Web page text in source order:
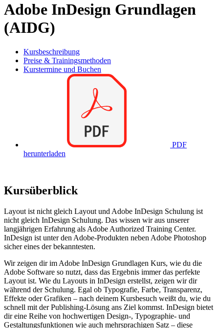
Adobe InDesign Grundlagen
(AIDG)
Kursbeschreibung
Preise & Trainingsmethoden
Kurstermine und Buchen
PDF
herunterladen
Kursüberblick
Layout ist nicht gleich Layout und Adobe InDesign Schulung ist
nicht gleich InDesign Schulung. Das wissen wir aus unserer
langjährigen Erfahrung als Adobe Authorized Training Center.
InDesign ist unter den Adobe-Produkten neben Adobe Photoshop
sicher eines der bekanntesten.
Wir zeigen dir im Adobe InDesign Grundlagen Kurs, wie du die
Adobe Software so nutzt, dass das Ergebnis immer das perfekte
Layout ist. Wie du Layouts in InDesign erstellst, zeigen wir dir
während der Schulung. Egal ob Typografie, Farbe, Transparenz,
Effekte oder Grafiken – nach deinem Kursbesuch weißt du, wie du
schnell mit der Publishing-Lösung ans Ziel kommst. InDesign bietet
dir eine Reihe von hochwertigen Design-, Typographie- und
Gestaltungsfunktionen wie auch mehrsprachigen Satz – diese